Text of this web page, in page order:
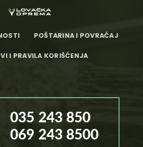
POŠTARINA I POVRAĆAJ
I PRAVILA KORIŠĆENJA